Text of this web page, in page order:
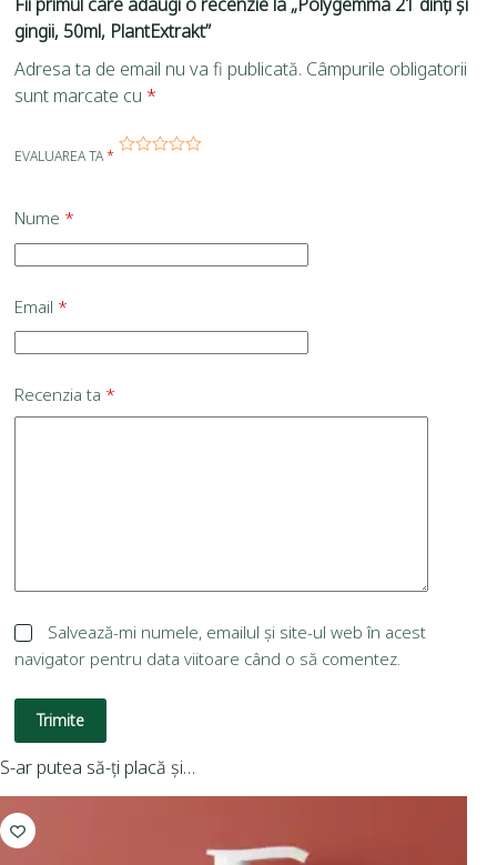
gingii, 50ml, PlantExtrakt”
Adresa ta de email nu va fi publicată. Câmpurile obligatorii
sunt marcate cu *
EVALUAREA TA*
Nume *
Email *
Recenzia ta *
Salvează-mi numele, emailul și site-ul web în acest
navigator pentru data viitoare când o să comentez.
Trimite
S-ar putea să-ți placă și…